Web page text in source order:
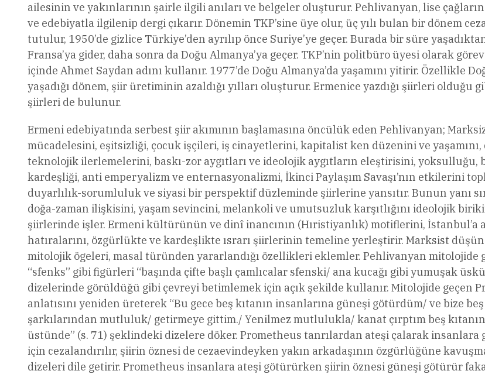
ailesinin ve yakınlarının şairle ilgili anıları ve belgeler oluşturur. Pehlivanyan, lise
ve edebiyatla ilgilenip dergi çıkarır. Dönemin TKP’sine üye olur, üç yılı bulan bir dönem
tutulur, 1950’de gizlice Türkiye’den ayrılıp önce Suriye’ye geçer. Burada bir süre
Fransa’ya gider, daha sonra da Doğu Almanya’ya geçer. TKP’nin politbüro üyesi olarak görev
içinde Ahmet Saydan adını kullanır. 1977’de Doğu Almanya’da yaşamını yitirir. Özellikle
yaşadığı dönem, şiir üretiminin azaldığı yılları oluşturur. Ermenice yazdığı şiirleri olduğu
şiirleri de bulunur.
Ermeni edebiyatında serbest şiir akımının başlamasına öncülük eden Pehlivanyan;
mücadelesini, eşitsizliği, çocuk işçileri, iş cinayetlerini, kapitalist ken düzenini ve yaşamını,
teknolojik ilerlemelerini, baskı-zor aygıtları ve ideolojik aygıtların eleştirisini, yoksulluğu,
kardeşliği, anti emperyalizm ve enternasyonalizmi, İkinci Paylaşım Savaşı’nın etkilerini
duyarlılık-sorumluluk ve siyasi bir perspektif düzleminde şiirlerine yansıtır. Bunun yanı
doğa-zaman ilişkisini, yaşam sevincini, melankoli ve umutsuzluk karşıtlığını ideolojik
şiirlerinde işler. Ermeni kültürünün ve dinî inancının (Hıristiyanlık) motiflerini, İstanbul’a
hatıralarını, özgürlükte ve kardeşlikte ısrarı şiirlerinin temeline yerleştirir. Marksist
mitolojik ögeleri, masal türünden yararlandığı özellikleri eklemler. Pehlivanyan mitolojide
“sfenks” gibi figürleri “başında çifte başlı çamlıcalar sfenski/ ana kucağı gibi yumuşak
dizelerinde görüldüğü gibi çevreyi betimlemek için açık şekilde kullanır. Mitolojide geçen
anlatısını yeniden üreterek “Bu gece beş kıtanın insanlarına güneşi götürdüm/ ve bize
şarkılarından mutluluk/ getirmeye gittim./ Yenilmez mutlulukla/ kanat çırptım beş
üstünde” (s. 71) şeklindeki dizelere döker. Prometheus tanrılardan ateşi çalarak insanlara
için cezalandırılır, şiirin öznesi de cezaevindeyken yakın arkadaşının özgürlüğüne
dizeleri dile getirir. Prometheus insanlara ateşi götürürken şiirin öznesi güneşi götürür